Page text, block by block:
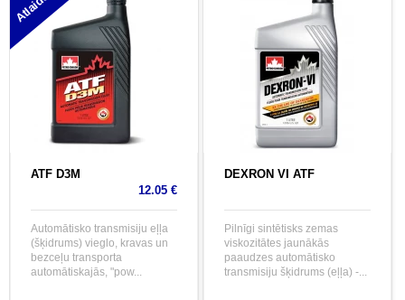
ATF D3M
12.05 €
Automātisko transmisiju eļļa
(šķidrums) vieglo, kravas un
bezceļu transporta
automātiskajās, "pow...
DEXRON VI ATF
Pilnīgi sintētisks zemas
viskozitātes jaunākās
paaudzes automātisko
transmisiju šķidrums (eļļa) -...